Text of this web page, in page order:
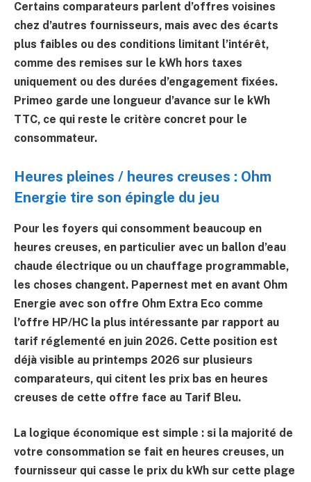
Certains comparateurs parlent d’offres voisines
chez d’autres fournisseurs, mais avec des écarts
plus faibles ou des conditions limitant l’intérêt,
comme des remises sur le kWh hors taxes
uniquement ou des durées d’engagement fixées.
Primeo garde une longueur d’avance sur le kWh
TTC, ce qui reste le critère concret pour le
consommateur.
Heures pleines / heures creuses : Ohm
Energie tire son épingle du jeu
Pour les foyers qui consomment beaucoup en
heures creuses, en particulier avec un ballon d’eau
chaude électrique ou un chauffage programmable,
les choses changent. Papernest met en avant Ohm
Energie avec son offre Ohm Extra Eco comme
l’offre HP/HC la plus intéressante par rapport au
tarif réglementé en juin 2026. Cette position est
déjà visible au printemps 2026 sur plusieurs
comparateurs, qui citent les prix bas en heures
creuses de cette offre face au Tarif Bleu.
La logique économique est simple : si la majorité de
votre consommation se fait en heures creuses, un
fournisseur qui casse le prix du kWh sur cette plage